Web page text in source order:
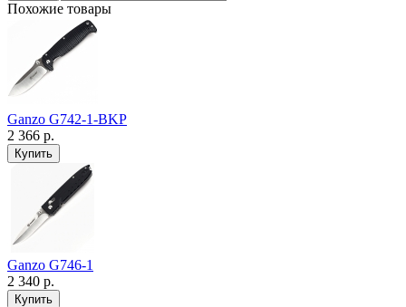
Похожие товары
Ganzo G742-1-BKP
2 366 р.
Ganzo G746-1
2 340 р.